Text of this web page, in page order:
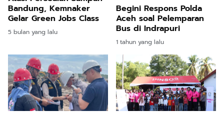
Bandung, Kemnaker
Gelar Green Jobs Class
5 bulan yang lalu
Begini Respons Polda
Aceh soal Pelemparan
Bus di Indrapuri
1 tahun yang lalu